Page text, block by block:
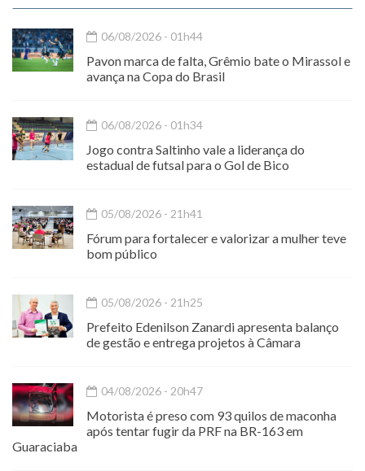
06/08/2026 - 01h44
Pavon marca de falta, Grêmio bate o Mirassol e
avança na Copa do Brasil
06/08/2026 - 01h34
Jogo contra Saltinho vale a liderança do
estadual de futsal para o Gol de Bico
05/08/2026 - 21h41
Fórum para fortalecer e valorizar a mulher teve
bom público
05/08/2026 - 21h25
Prefeito Edenilson Zanardi apresenta balanço
de gestão e entrega projetos à Câmara
04/08/2026 - 20h47
Motorista é preso com 93 quilos de maconha
após tentar fugir da PRF na BR-163 em
Guaraciaba